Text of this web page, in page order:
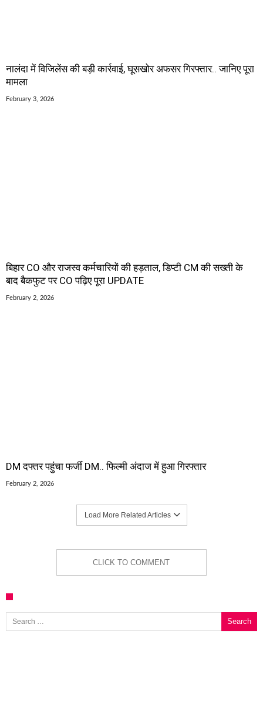
नालंदा में विजिलेंस की बड़ी कार्रवाई, घूसखोर अफसर गिरफ्तार.. जानिए पूरा
मामला
February 3, 2026
बिहार CO और राजस्व कर्मचारियों की हड़ताल, डिप्टी CM की सख्ती के
बाद बैकफुट पर CO पढ़िए पूरा UPDATE
February 2, 2026
DM दफ्तर पहुंचा फर्जी DM.. फिल्मी अंदाज में हुआ गिरफ्तार
February 2, 2026
Load More Related Articles
CLICK TO COMMENT
Search for: